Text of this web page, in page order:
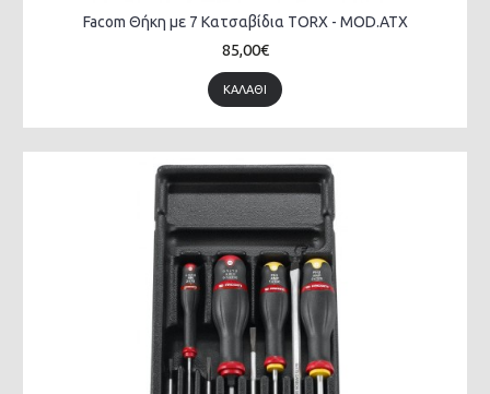
Facom Θήκη με 7 Κατσαβίδια TORX - MOD.ATX
85,00€
ΚΑΛΆΘΙ